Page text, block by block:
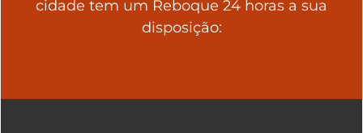
cidade tem um Reboque 24 horas a sua
disposição: